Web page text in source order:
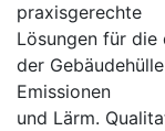
praxisgerechte
Lösungen für die
der
Emissionen
und Lärm.